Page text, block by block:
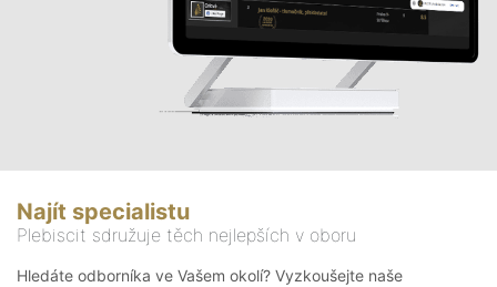
Najít specialistu
Plebiscit sdružuje těch nejlepších v oboru
Hledáte odborníka ve Vašem okolí? Vyzkoušejte naše